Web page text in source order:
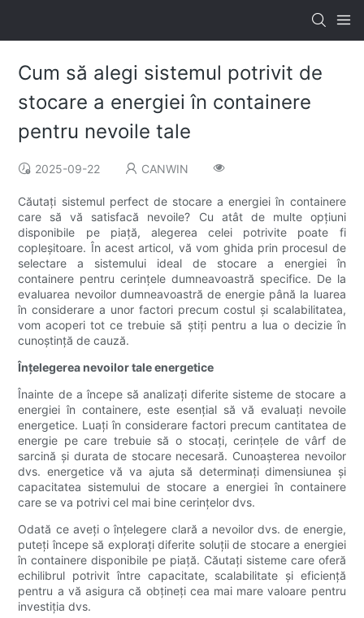
Cum să alegi sistemul potrivit de
stocare a energiei în containere
pentru nevoile tale
2025-09-22 CANWIN
Căutați sistemul perfect de stocare a energiei în containere
care să vă satisfacă nevoile? Cu atât de multe opțiuni
disponibile pe piață, alegerea celei potrivite poate fi
copleșitoare. În acest articol, vă vom ghida prin procesul de
selectare a sistemului ideal de stocare a energiei în
containere pentru cerințele dumneavoastră specifice. De la
evaluarea nevoilor dumneavoastră de energie până la luarea
în considerare a unor factori precum costul și scalabilitatea,
vom acoperi tot ce trebuie să știți pentru a lua o decizie în
cunoștință de cauză.
Înțelegerea nevoilor tale energetice
Înainte de a începe să analizați diferite sisteme de stocare a
energiei în containere, este esențial să vă evaluați nevoile
energetice. Luați în considerare factori precum cantitatea de
energie pe care trebuie să o stocați, cerințele de vârf de
sarcină și durata de stocare necesară. Cunoașterea nevoilor
dvs. energetice vă va ajuta să determinați dimensiunea și
capacitatea sistemului de stocare a energiei în containere
care se va potrivi cel mai bine cerințelor dvs.
Odată ce aveți o înțelegere clară a nevoilor dvs. de energie,
puteți începe să explorați diferite soluții de stocare a energiei
în containere disponibile pe piață. Căutați sisteme care oferă
echilibrul potrivit între capacitate, scalabilitate și eficiență
pentru a vă asigura că obțineți cea mai mare valoare pentru
investiția dvs.